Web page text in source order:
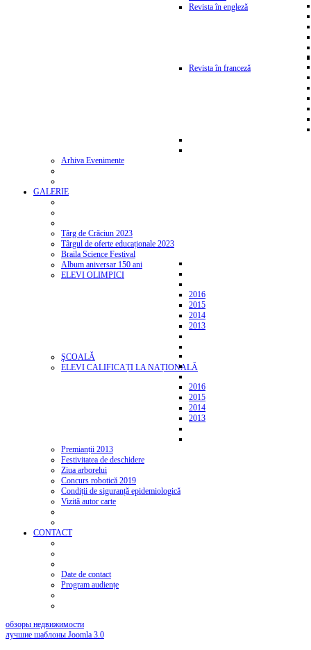
Revista în engleză
Revista în franceză
Arhiva Evenimente
GALERIE
Târg de Crăciun 2023
Târgul de oferte educaționale 2023
Braila Science Festival
Album aniversar 150 ani
ELEVI OLIMPICI
2016
2015
2014
2013
ŞCOALĂ
ELEVI CALIFICAȚI LA NAȚIONALĂ
2016
2015
2014
2013
Premianții 2013
Festivitatea de deschidere
Ziua arborelui
Concurs robotică 2019
Condiții de siguranță epidemiologică
Vizită autor carte
CONTACT
Date de contact
Program audiențe
обзоры недвижимости
лучшие шаблоны Joomla 3.0